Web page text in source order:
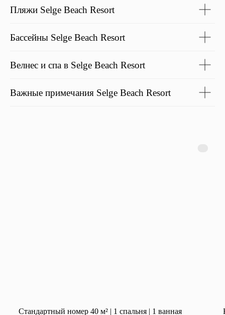
Пляжи Selge Beach Resort
Бассейны Selge Beach Resort
Велнес и спа в Selge Beach Resort
Важные примечания Selge Beach Resort
Стан­дартный номер 40 м² | 1 спальня | 1 ванная